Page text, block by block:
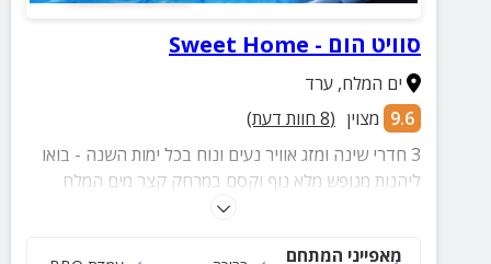
סוויט הום - Sweet Home
ים המלח,ערד
9.6 מצוין (
8 חוות דעת)
3 חדרי שינה ומזג אוויר נעים ונוח בכל ימות השנה - בואו
ליהנות מנופש מלא נוף וקסם במרחק קצר מים המלח
ומשלל אטרקציות! הבריכה מחוממת בימי החורף
מאפייני המתחם